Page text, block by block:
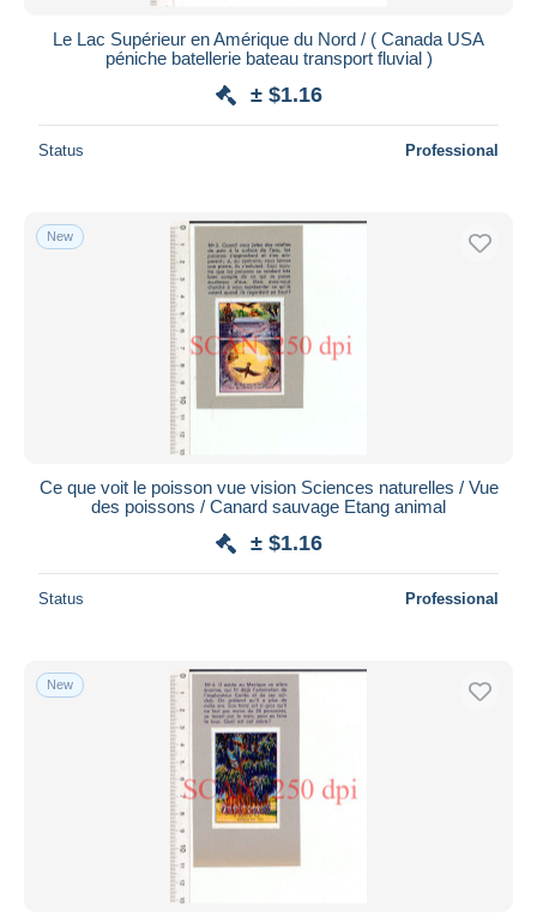
Le Lac Supérieur en Amérique du Nord / ( Canada USA
péniche batellerie bateau transport fluvial )
± $1.16
Status Professional
New
Ce que voit le poisson vue vision Sciences naturelles / Vue
des poissons / Canard sauvage Etang animal
± $1.16
Status Professional
New